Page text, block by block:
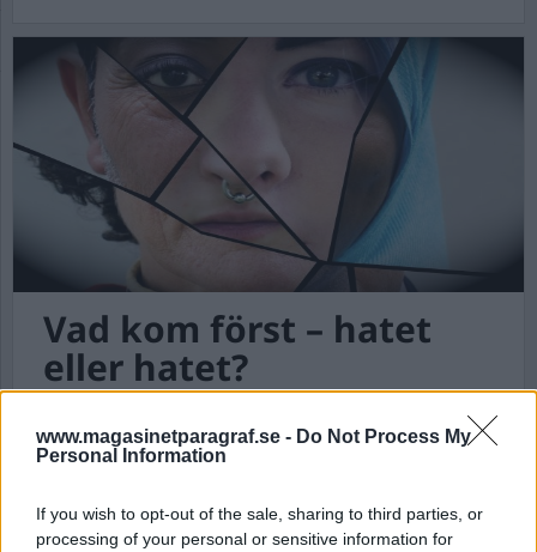
www.magasinetparagraf.se - Do Not Process My
Personal Information
If you wish to opt-out of the sale, sharing to third parties, or
processing of your personal or sensitive information for
Vad kom först – hatet
eller hatet?
DEN NASSISTSKA FEMINISMENS JEVLA FEL. Alltså
felstavade kommentarer som dryper av hat. Jag
vad allt detta hat kommer ifrån? Är det möjligen
inspirerat uppifrån – högt uppifrån?